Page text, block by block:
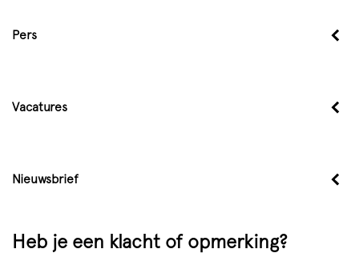
Pers
Vacatures
Nieuwsbrief
Heb je een klacht of opmerking?